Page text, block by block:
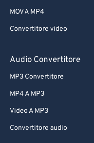
MOV A MP4
Convertitore video
Audio Convertitore
MP3 Convertitore
MP4 A MP3
Video A MP3
Convertitore audio